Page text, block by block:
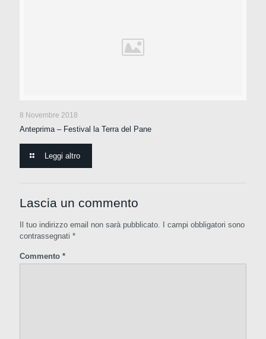
8 Novembre 2018
Anteprima – Festival la Terra del Pane
Leggi altro
Lascia un commento
Il tuo indirizzo email non sarà pubblicato.
I campi obbligatori sono
contrassegnati *
Commento *